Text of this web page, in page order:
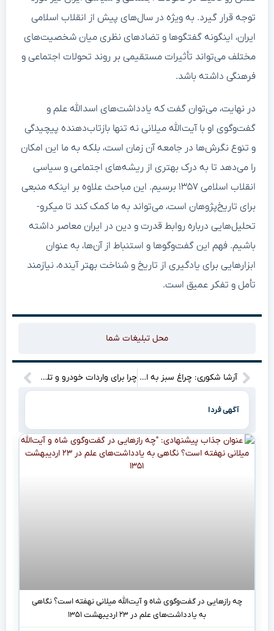
توجه قرار گیرد. به ویژه در سال‌های پیش از انقلاب اسلامی
ایران، اینگونه گفتگوها و تضادهای نظری میان شخصیت‌های
مختلف می‌تواند تأثیرات مستقیمی بر روند تحولات اجتماعی و
فرهنگی داشته باشد.
در نهایت، می‌توان گفت که یادداشت‌های اسدالله علم و
گفت‌وگوی او با آیت‌الله میلانی نه تنها بازتاب‌دهنده پیچیدگی
و تنوع نگرش‌ها در جامعه آن زمان است، بلکه به ما این امکان
را می‌دهد تا به درک بهتری از ریشه‌های اجتماعی و سیاسی
انقلاب اسلامی ۱۳۵۷ برسیم. این مباحث علاوه بر اینکه منبعی
برای تاریخ‌پژوهان است، می‌تواند به ما کمک کند تا میکرو-
تحلیل‌هایی درباره روابط قدرت و دین در ایران معاصر داشته
باشیم. فهم این گفت‌وگوها و استنباط از آن‌ها، به عنوان
ابزارهایی برای یادگیری از تاریخ و شناخت بهتر آینده، نیازمند
تأمل و تفکر عمیق است.
محل تبلیغات شما
آرشا شکوری: چراغ سبز به استقلال و بی‌خیالی از رقابت با حسینی! چرا برای واردات خودرو و تلفن همراه باید ضمانت‌نامه بانکی بگیرید؟
آگهی فردا
چه رازهایی در گفت‌وگوی شاه و آیت‌الله میلانی نهفته است؟ نگاهی
به یادداشت‌های علم در ۲۳ اردیبهشت ۱۳۵۱